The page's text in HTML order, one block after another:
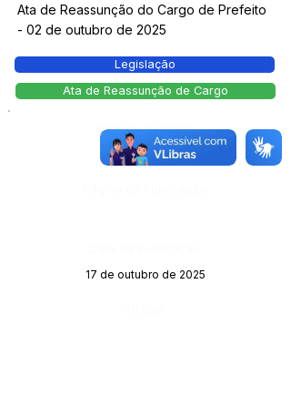
Ata de Reassunção do Cargo de Prefeito
- 02 de outubro de 2025
Legislação
Ata de Reassunção de Cargo
Número do Diário:
14130
17 de outubro de 2025